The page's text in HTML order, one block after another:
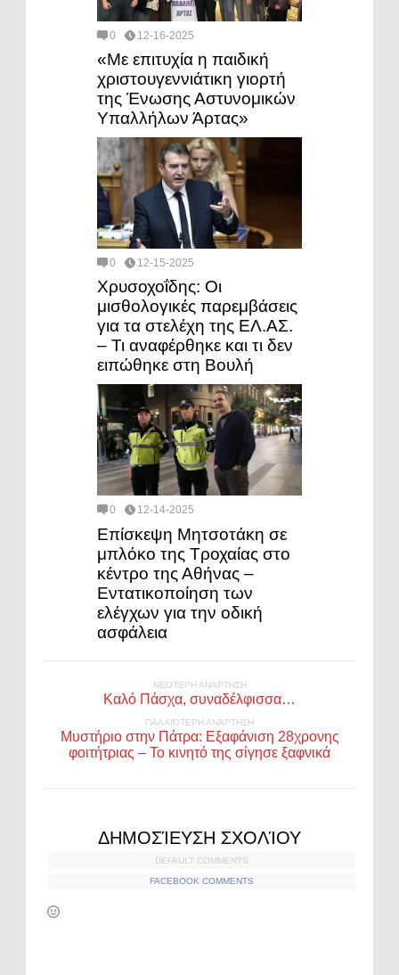
0 12-16-2025
«Με επιτυχία η παιδική
χριστουγεννιάτικη γιορτή
της Ένωσης Αστυνομικών
Υπαλλήλων Άρτας»
0 12-15-2025
Χρυσοχοΐδης: Οι
μισθολογικές παρεμβάσεις
για τα στελέχη της ΕΛ.ΑΣ.
– Τι αναφέρθηκε και τι δεν
ειπώθηκε στη Βουλή
0 12-14-2025
Επίσκεψη Μητσοτάκη σε
μπλόκο της Τροχαίας στο
κέντρο της Αθήνας –
Εντατικοποίηση των
ελέγχων για την οδική
ασφάλεια
ΝΕΌΤΕΡΗ ΑΝΆΡΤΗΣΗ
Καλό Πάσχα, συναδέλφισσα…
ΠΑΛΑΙΌΤΕΡΗ ΑΝΆΡΤΗΣΗ
Μυστήριο στην Πάτρα: Εξαφάνιση 28χρονης
φοιτήτριας – Το κινητό της σίγησε ξαφνικά
ΔΗΜΟΣΊΕΥΣΗ ΣΧΟΛΊΟΥ
DEFAULT COMMENTS
FACEBOOK COMMENTS